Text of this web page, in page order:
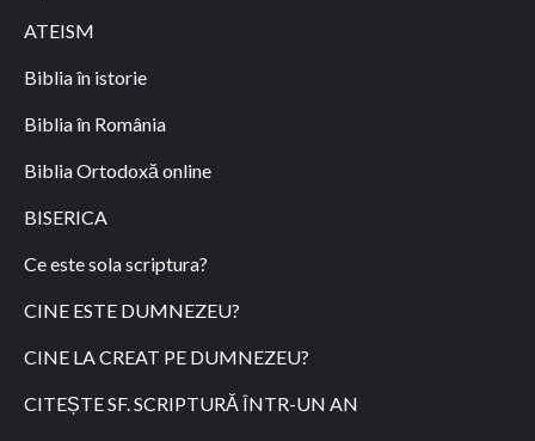
ATEISM
Biblia în istorie
Biblia în România
Biblia Ortodoxă online
BISERICA
Ce este sola scriptura?
CINE ESTE DUMNEZEU?
CINE LA CREAT PE DUMNEZEU?
CITEȘTE SF. SCRIPTURĂ ÎNTR-UN AN